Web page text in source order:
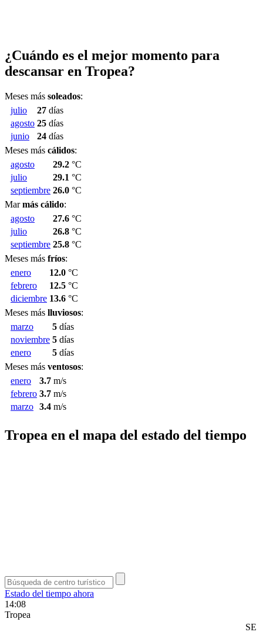
¿Cuándo es el mejor momento para
descansar en Tropea?
Meses más soleados:
julio
27 días
agosto 25 días
junio
24 días
Meses más cálidos:
agosto
29.2 °C
julio
29.1 °C
septiembre 26.0 °C
Marmás cálido:
agosto
27.6 °C
julio
26.8 °C
septiembre 25.8 °C
Meses más fríos:
enero
12.0 °C
febrero
12.5 °C
diciembre 13.6 °C
Meses más lluviosos:
marzo
5 días
noviembre 5 días
enero
5 días
Meses más ventosos:
enero
3.7 m/s
febrero 3.7 m/s
marzo 3.4 m/s
Tropea en el mapa del estado del tiempo
Estado del tiempo ahora
14:08
Tropea
SE